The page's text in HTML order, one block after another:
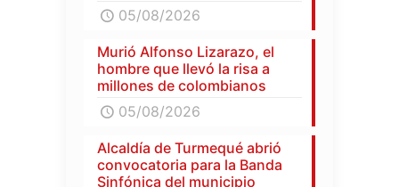
05/08/2026
Murió Alfonso Lizarazo, el
hombre que llevó la risa a
millones de colombianos
05/08/2026
Alcaldía de Turmequé abrió
convocatoria para la Banda
Sinfónica del municipio